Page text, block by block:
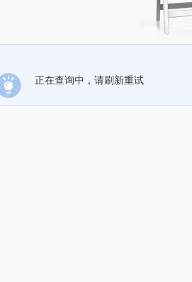
正在查询中，请刷新重试